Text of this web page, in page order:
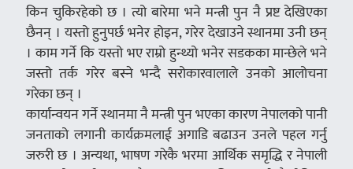
किन चुकिरहेको छ । त्यो बारेमा भने मन्त्री पुन नै प्रष्ट देखिएका
छैनन् । यस्तो हुनुपर्छ भनेर होइन, गरेर देखाउने स्थानमा उनी छन्
। काम गर्ने कि यस्तो भए राम्रो हुन्थ्यो भनेर सडकका मान्छेले भने
जस्तो तर्क गरेर बस्ने भन्दै सरोकारवालाले उनको आलोचना
गरेका छन् ।
कार्यान्वयन गर्ने स्थानमा नै मन्त्री पुन भएका कारण नेपालको पानी
जनताको लगानी कार्यक्रमलाई अगाडि बढाउन उनले पहल गर्नु
जरुरी छ । अन्यथा, भाषण गरेकै भरमा आर्थिक समृद्धि र नेपाली